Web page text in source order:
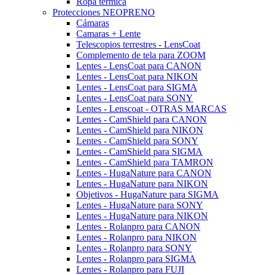
Protecciones NEOPRENO
Cámaras
Camaras + Lente
Telescopios terrestres - LensCoat
Complemento de tela para ZOOM
Lentes - LensCoat para CANON
Lentes - LensCoat para NIKON
Lentes - LensCoat para SIGMA
Lentes - LensCoat para SONY
Lentes - Lenscoat - OTRAS MARCAS
Lentes - CamShield para CANON
Lentes - CamShield para NIKON
Lentes - CamShield para SONY
Lentes - CamShield para SIGMA
Lentes - CamShield para TAMRON
Lentes - HugaNature para CANON
Lentes - HugaNature para NIKON
Objetivos - HugaNature para SIGMA
Lentes - HugaNature para SONY
Lentes - HugaNature para NIKON
Lentes - Rolanpro para CANON
Lentes - Rolanpro para NIKON
Lentes - Rolanpro para SONY
Lentes - Rolanpro para SIGMA
Lentes - Rolanpro para FUJI